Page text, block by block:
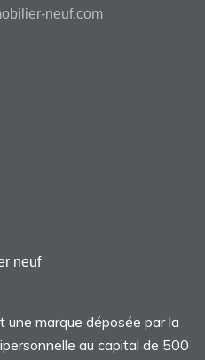
neuf.com
neuf
une marque déposée par la
au capital de 500